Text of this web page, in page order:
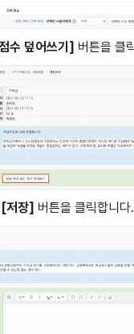
수 덮어쓰기] 버튼을 클
[저장] 버튼을 클릭합니다.